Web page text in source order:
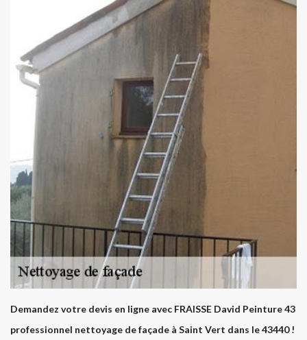
Demandez votre devis en ligne avec FRAISSE David Peinture 43
professionnel nettoyage de façade à Saint Vert dans le 43440 !